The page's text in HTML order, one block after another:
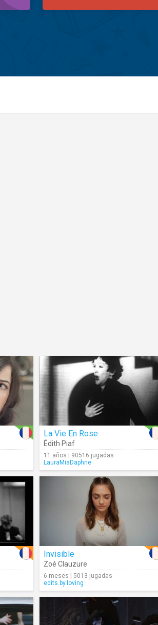
La Vie En Rose
Édith Piaf
11 años | 90516 jugadas
LauraMiaDaphne
Invisible
Zoé Clauzure
6 meses | 5013 jugadas
edits.by.loving